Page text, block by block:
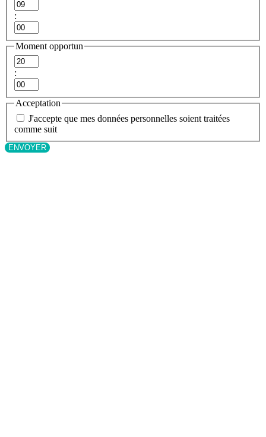
Heures
:
Minutes
Moment opportun
Heures
:
Minutes
Acceptation
J'accepte que mes données personnelles soient traitées
comme suit